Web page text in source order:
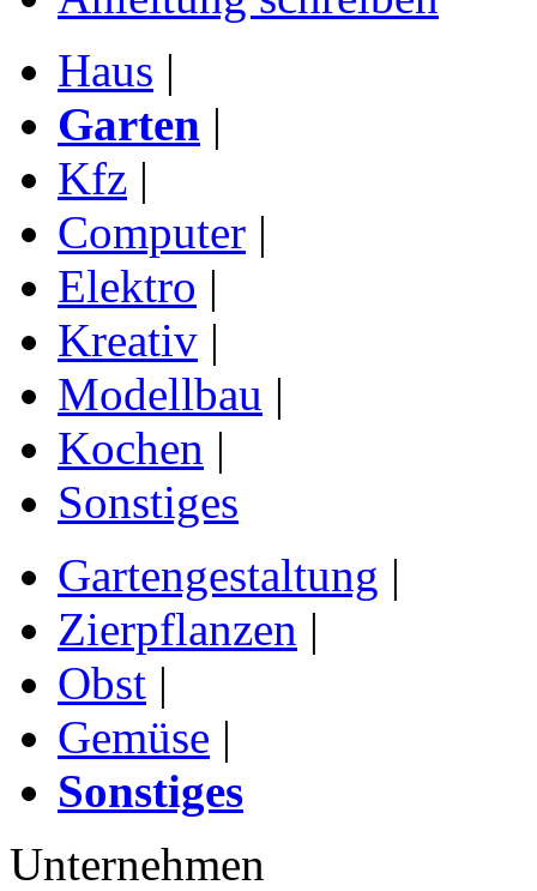
Haus |
Garten |
Kfz |
Computer |
Elektro |
Kreativ |
Modellbau |
Kochen |
Sonstiges
Gartengestaltung |
Zierpflanzen |
Obst |
Gemüse |
Sonstiges
Unternehmen